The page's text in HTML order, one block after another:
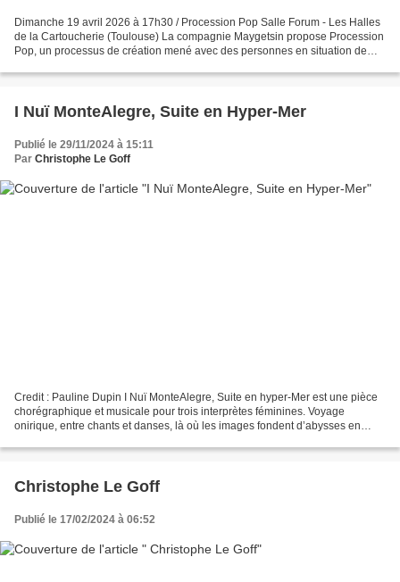
Dimanche 19 avril 2026 à 17h30 / Procession Pop Salle Forum - Les Halles
de la Cartoucherie (Toulouse) La compagnie Maygetsin propose Procession
Pop, un processus de création mené avec des personnes en situation de
I Nuï MonteAlegre, Suite en Hyper-Mer
Publié le 29/11/2024 à 15:11
Par Christophe Le Goff
Credit : Pauline Dupin I Nuï MonteAlegre, Suite en hyper-Mer est une pièce
chorégraphique et musicale pour trois interprètes féminines. Voyage
onirique, entre chants et danses, là où les images fondent d’abysses en
Christophe Le Goff
Publié le 17/02/2024 à 06:52